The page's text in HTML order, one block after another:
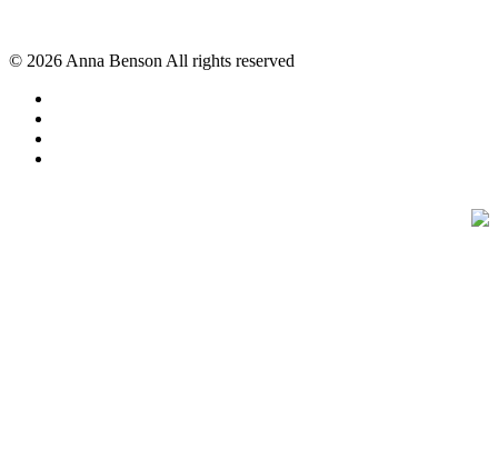
© 2026 Anna Benson All rights reserved